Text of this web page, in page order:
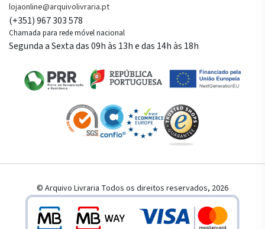
lojaonline@arquivolivraria.pt
(+351) 967 303 578
Chamada para rede móvel nacional
Segunda a Sexta das 09h às 13h e das 14h às 18h
© Arquivo Livraria Todos os direitos reservados, 2026